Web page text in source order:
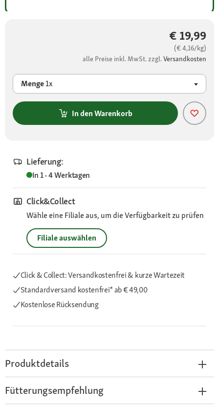
€ 19,99
(€ 4,16/kg)
alle Preise inkl. MwSt. zzgl.Versandkosten
Menge1x
In den Warenkorb
Lieferung:
In 1 - 4 Werktagen
Click&Collect
Wähle eine Filiale aus, um die Verfügbarkeit zu prüfen
Filiale auswählen
Click & Collect: Versandkostenfrei & kurze Wartezeit
Standardversand kostenfrei*ab € 49,00
Kostenlose Rücksendung
Produktdetails
Fütterungsempfehlung